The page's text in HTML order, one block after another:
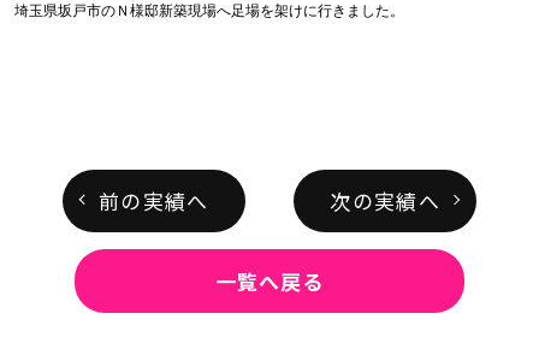
埼玉県坂戸市のＮ様邸新築現場へ足場を架けに行きました。
前の実績へ 次の実績へ
一覧へ戻る